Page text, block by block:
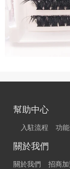
幫助中心
入駐流程 功
關於我們
關於我們 招商